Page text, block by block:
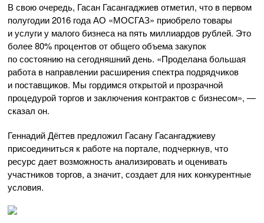
В свою очередь, Гасан Гасангаджиев отметил, что в первом
полугодии 2016 года АО «МОСГАЗ» приобрело товары
и услуги у малого бизнеса на пять миллиардов рублей. Это
более 80% процентов от общего объема закупок
по состоянию на сегодняшний день. «Проделана большая
работа в направлении расширения спектра подрядчиков
и поставщиков. Мы гордимся открытой и прозрачной
процедурой торгов и заключения контрактов с бизнесом», —
сказал он.
Геннадий Дёгтев предложил Гасану Гасангаджиеву
присоединиться к работе на портале, подчеркнув, что
ресурс дает возможность анализировать и оценивать
участников торгов, а значит, создает для них конкурентные
условия.